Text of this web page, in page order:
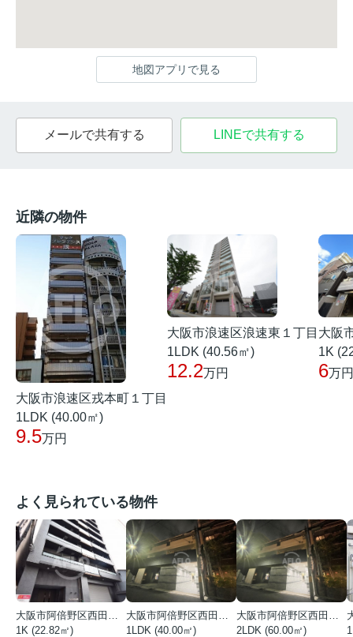
地図アプリで見る
メールで共有する LINEで共有する
近隣の物件
大阪市浪速区戎本町１丁目
1LDK (40.00㎡)
9.5万円
大阪市浪速区浪速東１丁目
1LDK (40.56㎡)
12.2万円
大阪
1K
6万円
よく見られている物件
大阪市阿倍野区西田辺町１丁目
1K (22.82㎡)
大阪市阿倍野区西田辺町１丁目
1LDK (40.00㎡)
大阪市阿倍野区西田辺町１丁目
2LDK (60.00㎡)